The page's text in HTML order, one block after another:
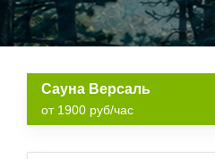
Сауна Версаль
от 1900 руб/час